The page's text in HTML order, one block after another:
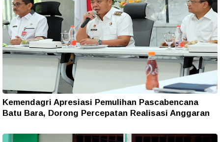
Kemendagri Apresiasi Pemulihan Pascabencana
Batu Bara, Dorong Percepatan Realisasi Anggaran